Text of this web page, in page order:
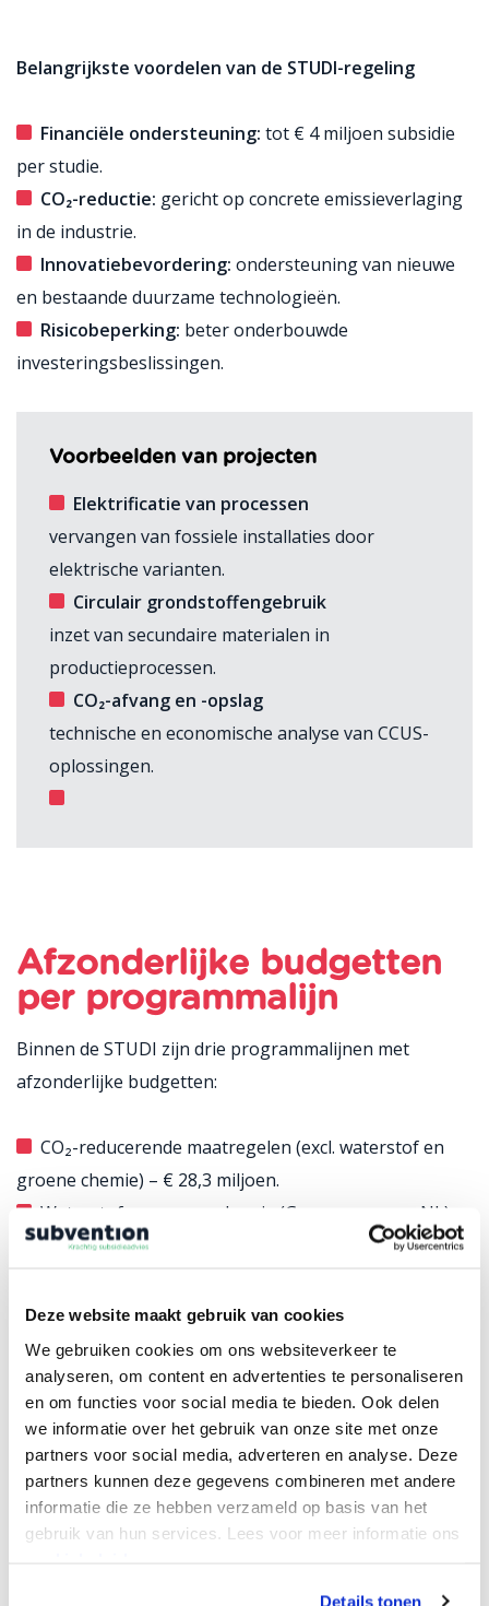
Deze website maakt gebruik van cookies
We gebruiken cookies om ons websiteverkeer te
analyseren, om content en advertenties te personaliseren
en om functies voor social media te bieden. Ook delen
we informatie over het gebruik van onze site met onze
partners voor social media, adverteren en analyse. Deze
partners kunnen deze gegevens combineren met andere
informatie die ze hebben verzameld op basis van het
gebruik van hun services. Lees voor meer informatie ons
Details tonen
Belangrijkste voordelen van de STUDI-regeling
Financiële ondersteuning: tot € 4 miljoen subsidie
per studie.
CO₂-reductie: gericht op concrete emissieverlaging
in de industrie.
Innovatiebevordering: ondersteuning van nieuwe
en bestaande duurzame technologieën.
Risicobeperking: beter onderbouwde
investeringsbeslissingen.
Voorbeelden van projecten
Elektrificatie van processen
vervangen van fossiele installaties door
elektrische varianten.
Circulair grondstoffengebruik
inzet van secundaire materialen in
productieprocessen.
CO₂-afvang en -opslag
technische en economische analyse van CCUS-
oplossingen.
Afzonderlijke budgetten
per programmalijn
Binnen de STUDI zijn drie programmalijnen met
afzonderlijke budgetten:
CO₂-reducerende maatregelen (excl. waterstof en
groene chemie) – € 28,3 miljoen.
Waterstof en groene chemie (GroenvermogenNL) –
€ 10 miljoen.
Budget en voorwaarden
(2026–2027)
De regeling is geopend van18 mei 2026 tot en met 31
maart 2027. De belangrijkste uitgangspunten:
Subsidiepercentage: 50% (met opslag van 10–20%